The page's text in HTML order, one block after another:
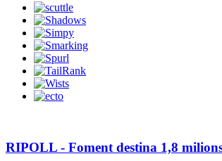
RIPOLL - Foment destina 1,8